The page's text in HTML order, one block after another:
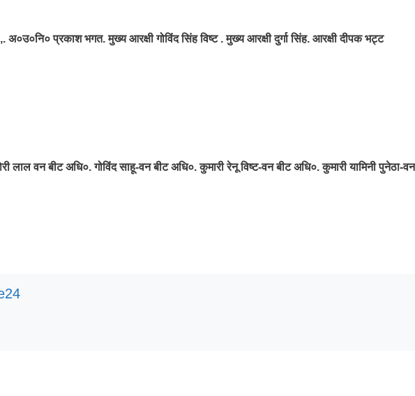
प्रकाश भगत. मुख्य आरक्षी गोविंद सिंह विष्ट . मुख्य आरक्षी दुर्गा सिंह. आरक्षी दीपक भट्ट
लाल वन बीट अधि०. गोविंद साहू-वन बीट अधि०. कुमारी रेनू विष्ट-वन बीट अधि०. कुमारी यामिनी पुनेठा-